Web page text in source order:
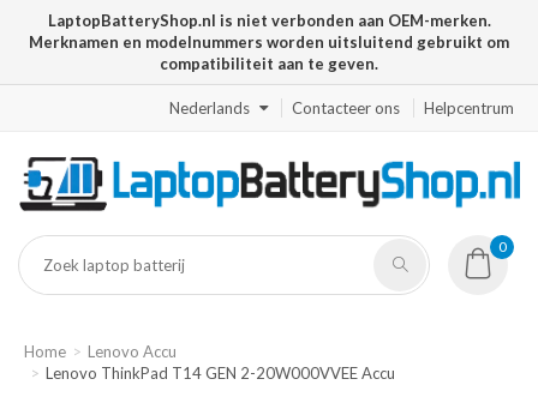
LaptopBatteryShop.nl is niet verbonden aan OEM-merken.
Merknamen en modelnummers worden uitsluitend gebruikt om
compatibiliteit aan te geven.
Nederlands Contacteer ons Helpcentrum
0
Home
Lenovo Accu
Lenovo ThinkPad T14 GEN 2-20W000VVEE Accu